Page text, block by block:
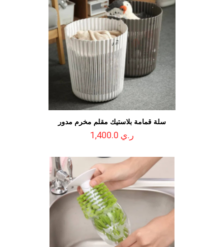
سلة قمامة بلاستيك مقلم مخرم مدور
ر.ي 1,400.0